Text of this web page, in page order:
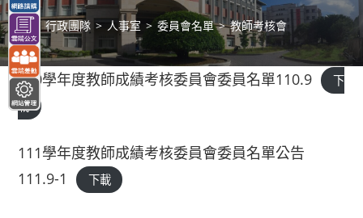
> 行政團隊 > 人事室 > 委員會名單 > 教師考核會
110學年度教師成績考核委員會委員名單110.9
下
載
111學年度教師成績考核委員會委員名單公告
111.9-1
下載